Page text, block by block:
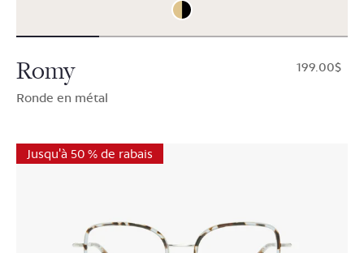
Romy
Ronde en métal
$199.00
Jusqu'à 50 % de rabais